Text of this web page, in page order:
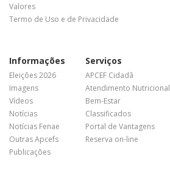
Valores
Termo de Uso e de Privacidade
Informações
Eleições 2026
Imagens
Vídeos
Notícias
Notícias Fenae
Outras Apcefs
Publicações
Serviços
APCEF Cidadã
Atendimento Nutricional
Bem-Estar
Classificados
Portal de Vantagens
Reserva on-line